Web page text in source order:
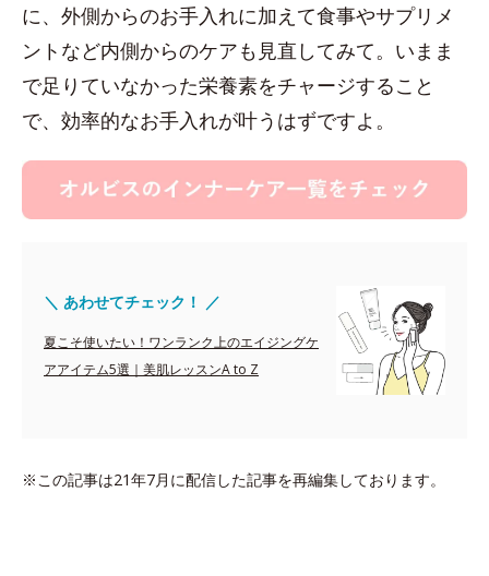
に、外側からのお手入れに加えて食事やサプリメ
ントなど内側からのケアも見直してみて。いまま
で足りていなかった栄養素をチャージすること
で、効率的なお手入れが叶うはずですよ。
＼ あわせてチェック！ ／
夏こそ使いたい！ワンランク上のエイジングケ
アアイテム5選｜美肌レッスンA to Z
※この記事は21年7月に配信した記事を再編集しております。